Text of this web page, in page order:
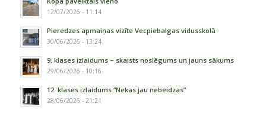
12/07/2026 - 11:14
Pieredzes apmaiņas vizīte Vecpiebalgas vidusskolā
30/06/2026 - 13:24
9. klases izlaidums – skaists noslēgums un jauns sākums
29/06/2026 - 10:16
12. klases izlaidums “Nekas jau nebeidzas”
28/06/2026 - 21:21